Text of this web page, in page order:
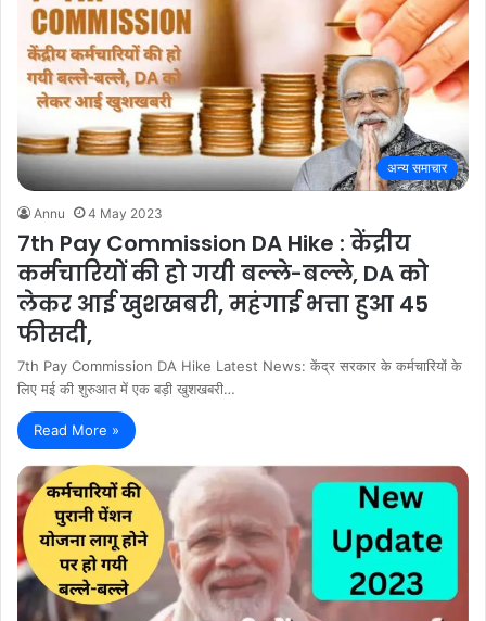
अन्य समाचार
Annu 4 May 2023
7th Pay Commission DA Hike : केंद्रीय
कर्मचारियों की हो गयी बल्ले-बल्ले, DA को
लेकर आई खुशखबरी, महंगाई भत्ता हुआ 45
फीसदी,
7th Pay Commission DA Hike Latest News: केंद्र सरकार के कर्मचारियों के
लिए मई की शुरुआत में एक बड़ी खुशखबरी…
Read More »